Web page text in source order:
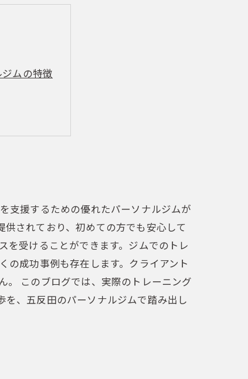
ムの特徴
支援するための優れたパーソナルジムが
されており、初めての方でも安心して
を受けることができます。ジムでのトレ
の成功事例も存在します。クライアント
。 このブログでは、実際のトレーニング
、五反田のパーソナルジムで踏み出し